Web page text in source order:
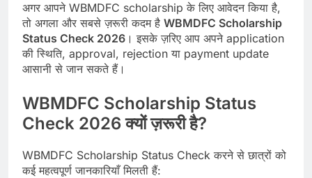
अगर आपने WBMDFC scholarship के लिए आवेदन किया है,
तो अगला और सबसे ज़रूरी कदम है WBMDFC Scholarship
Status Check 2026 । इसके ज़रिए आप अपने application
की स्थिति, approval, rejection या payment update
आसानी से जान सकते हैं।
WBMDFC Scholarship Status
Check 2026 क्यों ज़रूरी है?
WBMDFC Scholarship Status Check करने से छात्रों को
कई महत्वपूर्ण जानकारियाँ मिलती हैं: